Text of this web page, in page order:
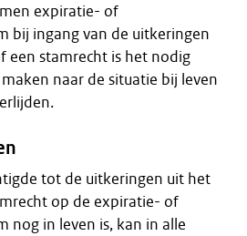
expiratie- of
bij ingang van de uitkeringen
een stamrecht is het nodig
naar de situatie bij leven
tot de uitkeringen uit het
op de expiratie- of
nog in leven is, kan in alle